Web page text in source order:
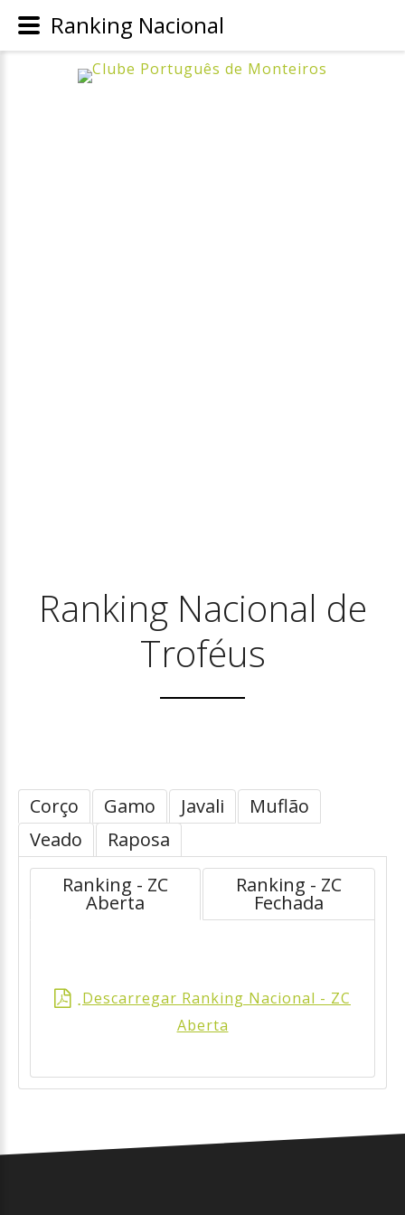
Ranking Nacional de
Troféus
Corço Gamo Javali
Muflão
Veado
Raposa
Ranking - ZC
Aberta
Ranking - ZC
Fechada
.Descarregar Ranking Nacional - ZC
Aberta
Ranking Nacional